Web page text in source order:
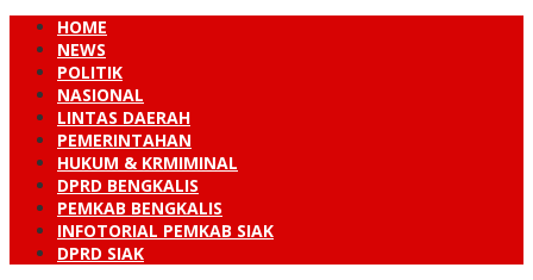
HOME
NEWS
POLITIK
NASIONAL
LINTAS DAERAH
PEMERINTAHAN
HUKUM & KRMIMINAL
DPRD BENGKALIS
PEMKAB BENGKALIS
INFOTORIAL PEMKAB SIAK
DPRD SIAK